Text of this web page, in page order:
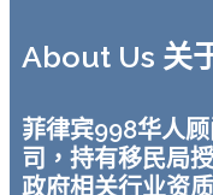
About Us 关
菲律宾998华人
司，持有移民局
政府相关行业资质